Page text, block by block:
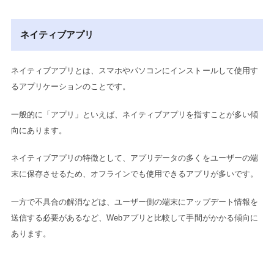
ネイティブアプリ
ネイティブアプリとは、スマホやパソコンにインストールして使用す
るアプリケーションのことです。
一般的に「アプリ」といえば、ネイティブアプリを指すことが多い傾
向にあります。
ネイティブアプリの特徴として、アプリデータの多くをユーザーの端
末に保存させるため、オフラインでも使用できるアプリが多いです。
一方で不具合の解消などは、ユーザー側の端末にアップデート情報を
送信する必要があるなど、Webアプリと比較して手間がかかる傾向に
あります。